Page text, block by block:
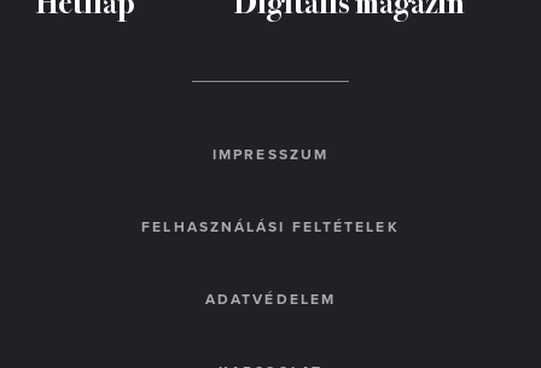
IMPRESSZUM
FELHASZNÁLÁSI FELTÉTELEK
ADATVÉDELEM